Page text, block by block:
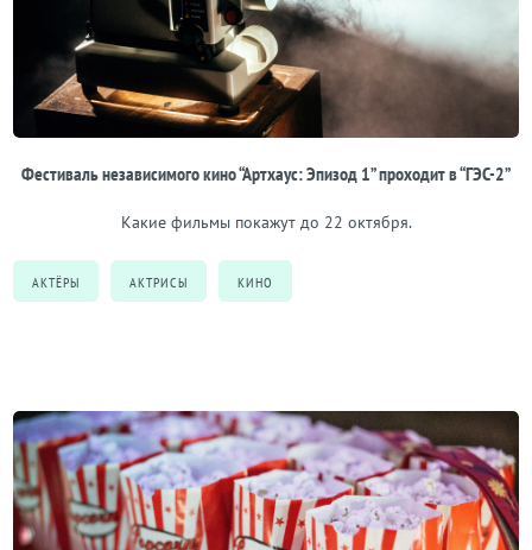
Фестиваль независимого кино “Артхаус: Эпизод 1” проходит в “ГЭС-2”
Какие фильмы покажут до 22 октября.
АКТЁРЫ АКТРИСЫ КИНО